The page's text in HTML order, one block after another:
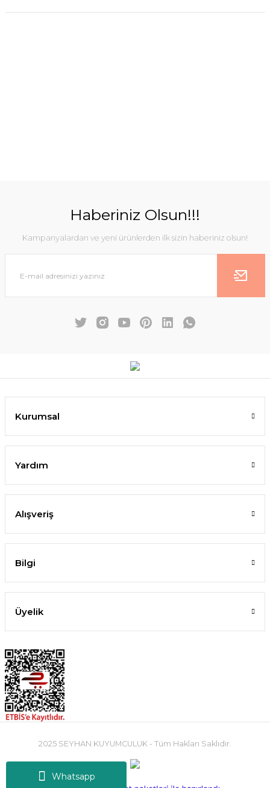
Whatsapp
Haberiniz Olsun!!!
Kampanyalardan ve yeni ürünlerden ilk sizin haberiniz olsun!
Kurumsal
Yardım
Alışveriş
Bilgi
Üyelik
2025 SEYHAN KUYUMCULUK - Tüm Hakları Saklıdır.